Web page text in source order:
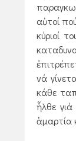
αὐτοί
κύριοί
νά
κάθε
ἦλθε
ἁμαρτία